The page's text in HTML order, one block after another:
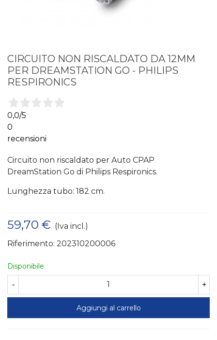
CIRCUITO NON RISCALDATO DA 12MM
PER DREAMSTATION GO - PHILIPS
RESPIRONICS
0,0/5
0
recensioni
Circuito non riscaldato per Auto CPAP
DreamStation Go di Philips Respironics.
Lunghezza tubo: 182 cm.
59,70 € (Iva incl.)
Riferimento: 202310200006
Disponibile
- +
Aggiungi al carrello